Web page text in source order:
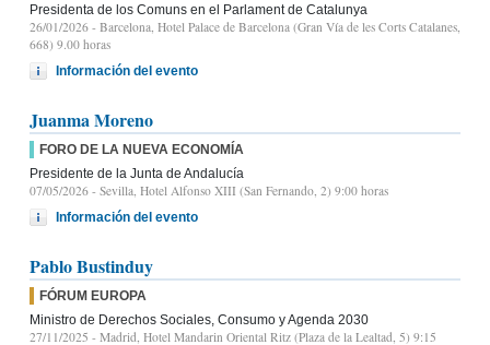
Presidenta de los Comuns en el Parlament de Catalunya
26/01/2026 - Barcelona, Hotel Palace de Barcelona (Gran Vía de les Corts Catalanes,
668) 9.00 horas
Información del evento
Juanma Moreno
FORO DE LA NUEVA ECONOMÍA
Presidente de la Junta de Andalucía
07/05/2026 - Sevilla, Hotel Alfonso XIII (San Fernando, 2) 9:00 horas
Información del evento
Pablo Bustinduy
FÓRUM EUROPA
Ministro de Derechos Sociales, Consumo y Agenda 2030
27/11/2025 - Madrid, Hotel Mandarin Oriental Ritz (Plaza de la Lealtad, 5) 9:15